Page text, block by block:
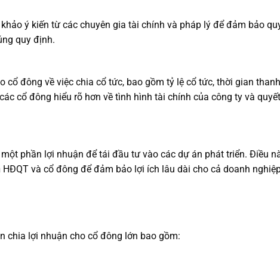
ý kiến từ các chuyên gia tài chính và pháp lý để đảm bảo
quy định.
cổ đông về việc chia cổ tức, bao gồm tỷ lệ cổ tức, thời gian thanh
cổ đông hiểu rõ hơn về tình hình tài chính của công ty và quyết
phần lợi nhuận để tái đầu tư vào các dự án phát triển. Điều
và cổ đông để đảm bảo lợi ích lâu dài cho cả doanh
chia lợi nhuận cho cổ đông lớn bao gồm: